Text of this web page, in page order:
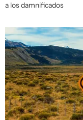
a los damnificados